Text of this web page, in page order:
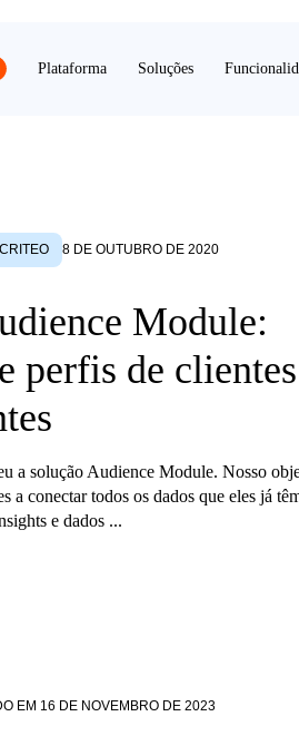
Plataforma Soluções
8 DE OUTUBRO DE 2020
Module:
perfis de clientes
a solução Audience Module. Nosso
a conectar todos os dados que eles já
e dados ...
EM 16 DE NOVEMBRO DE 2023